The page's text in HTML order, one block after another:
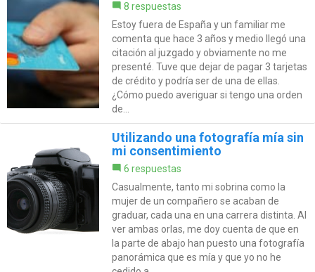
8 respuestas
Estoy fuera de España y un familiar me
comenta que hace 3 años y medio llegó una
citación al juzgado y obviamente no me
presenté. Tuve que dejar de pagar 3 tarjetas
de crédito y podría ser de una de ellas.
¿Cómo puedo averiguar si tengo una orden
de...
Utilizando una fotografía mía sin
mi consentimiento
6 respuestas
Casualmente, tanto mi sobrina como la
mujer de un compañero se acaban de
graduar, cada una en una carrera distinta. Al
ver ambas orlas, me doy cuenta de que en
la parte de abajo han puesto una fotografía
panorámica que es mía y que yo no he